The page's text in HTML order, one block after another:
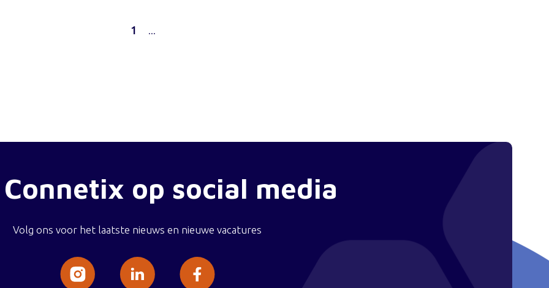
1 ...
op social media
Volg ons voor het laatste nieuws en nieuwe vacatures